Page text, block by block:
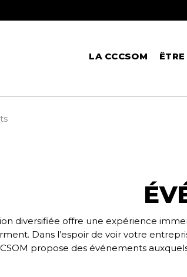
LA CCCSOM
diversifiée offre une expérience
Dans l’espoir de voir votre
propose des événements